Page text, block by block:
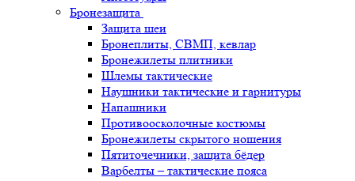
Бронезащита
Защита шеи
Бронеплиты, СВМП, кевлар
Бронежилеты плитники
Шлемы тактические
Наушники тактические и гарнитуры
Напашники
Противоосколочные костюмы
Бронежилеты скрытого ношения
Пятиточечники, защита бёдер
Варбелты – тактические пояса